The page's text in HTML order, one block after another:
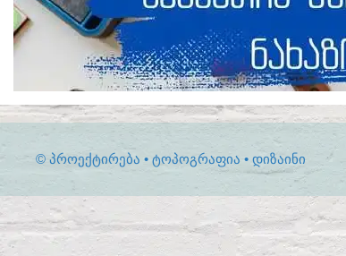
© ᲞᲠᲝᲔᲥᲢᲘᲠᲔᲑᲐ • ᲢᲝᲞᲝᲒᲠᲐᲤᲘᲐ • ᲓᲘᲖᲐᲘᲜᲘ